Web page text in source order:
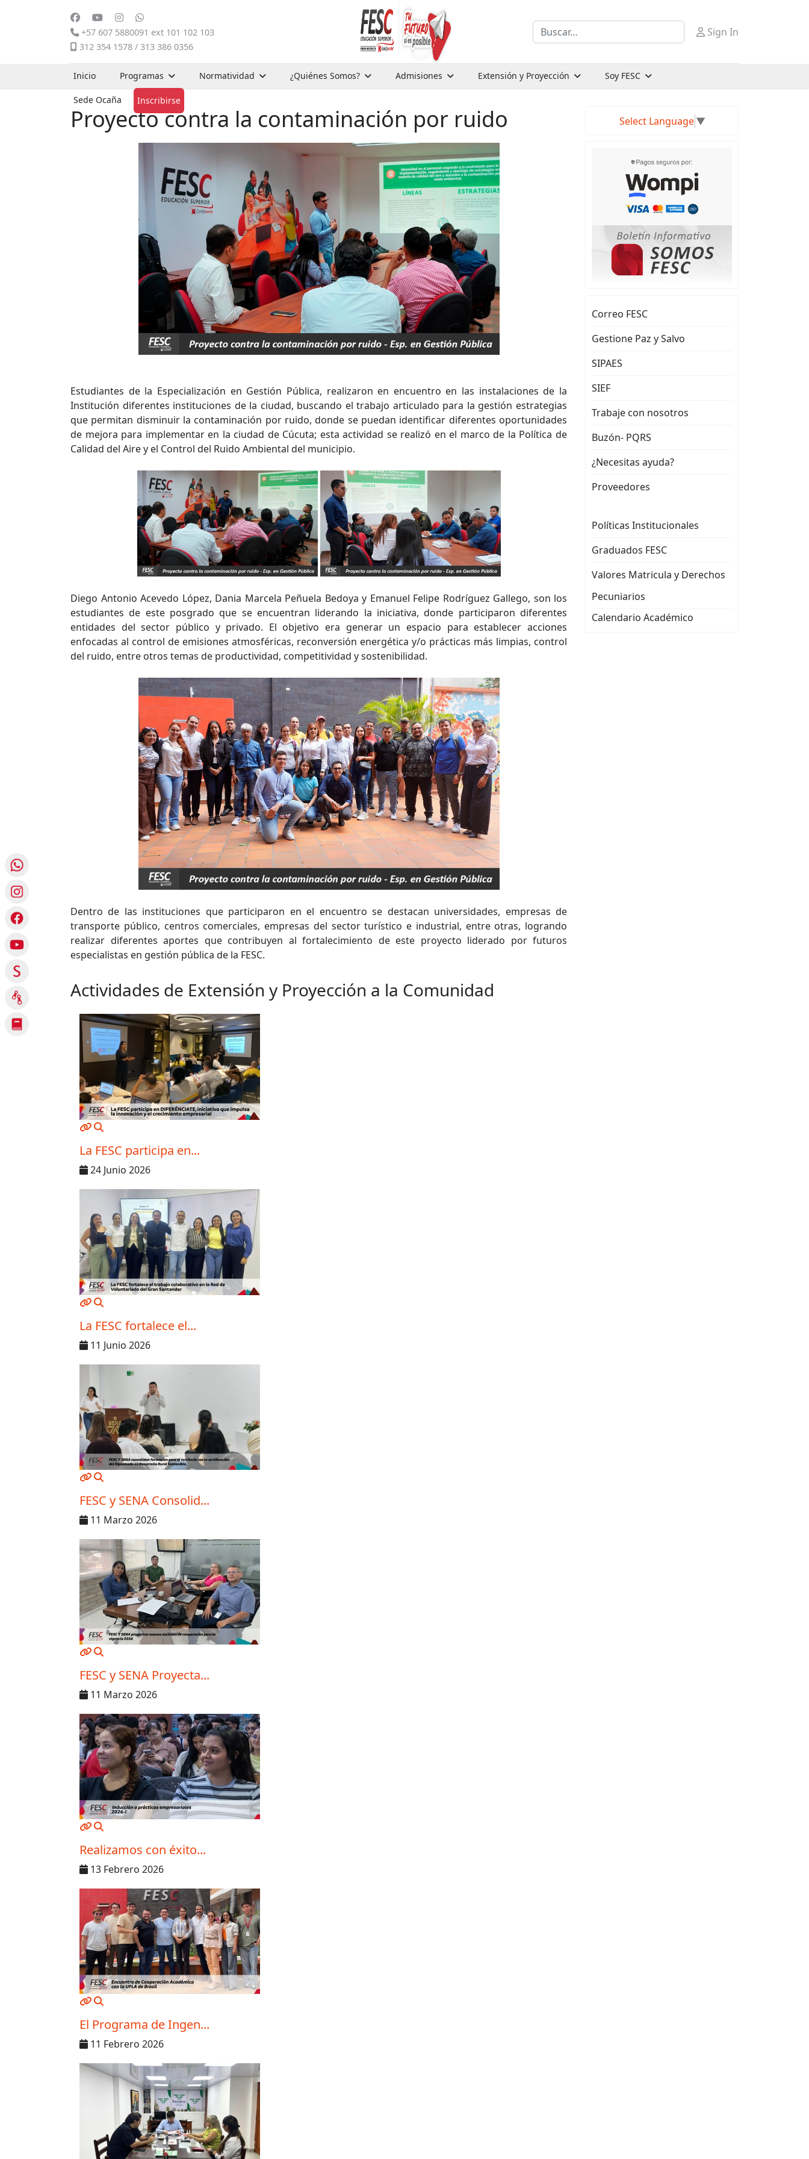
+57 607 5880091 ext 101 102 103
312 354 1578 / 313 386 0356
Buscar Sign In
Inicio Programas Normatividad ¿Quiénes Somos? Admisiones Extensión y Proyección Soy FESC
Sede Ocaña Inscribirse
Proyecto contra la contaminación por ruido
Estudiantes de la Especialización en Gestión Pública, realizaron en encuentro en las instalaciones de la
Institución diferentes instituciones de la ciudad, buscando el trabajo articulado para la gestión estrategias
que permitan disminuir la contaminación por ruido, donde se puedan identificar diferentes oportunidades
de mejora para implementar en la ciudad de Cúcuta; esta actividad se realizó en el marco de la Política de
Calidad del Aire y el Control del Ruido Ambiental del municipio.
Diego Antonio Acevedo López, Dania Marcela Peñuela Bedoya y Emanuel Felipe Rodríguez Gallego, son los
estudiantes de este posgrado que se encuentran liderando la iniciativa, donde participaron diferentes
entidades del sector público y privado. El objetivo era generar un espacio para establecer acciones
enfocadas al control de emisiones atmosféricas, reconversión energética y/o prácticas más limpias, control
del ruido, entre otros temas de productividad, competitividad y sostenibilidad.
Dentro de las instituciones que participaron en el encuentro se destacan universidades, empresas de
transporte público, centros comerciales, empresas del sector turístico e industrial, entre otras, logrando
realizar diferentes aportes que contribuyen al fortalecimiento de este proyecto liderado por futuros
especialistas en gestión pública de la FESC.
Select Language ▼
Correo FESC
Gestione Paz y Salvo
SIPAES
SIEF
Trabaje con nosotros
Buzón- PQRS
¿Necesitas ayuda?
Proveedores
Políticas Institucionales
Graduados FESC
Valores Matricula y Derechos
Pecuniarios
Calendario Académico
Actividades de Extensión y Proyección a la Comunidad
MOD_JTCS_VIEW_ARTICLE_LINK
La FESC participa en...
24 Junio 2026
MOD_JTCS_VIEW_ARTICLE_LINK
La FESC fortalece el...
11 Junio 2026
MOD_JTCS_VIEW_ARTICLE_LINK
FESC y SENA Consolid...
11 Marzo 2026
MOD_JTCS_VIEW_ARTICLE_LINK
FESC y SENA Proyecta...
11 Marzo 2026
MOD_JTCS_VIEW_ARTICLE_LINK
Realizamos con éxito...
13 Febrero 2026
MOD_JTCS_VIEW_ARTICLE_LINK
El Programa de Ingen...
11 Febrero 2026